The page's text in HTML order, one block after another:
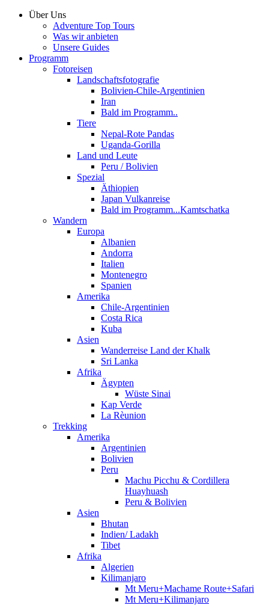
Über Uns
Adventure Top Tours
Was wir anbieten
Unsere Guides
Programm
Fotoreisen
Landschaftsfotografie
Bolivien-Chile-Argentinien
Iran
Bald im Programm..
Tiere
Nepal-Rote Pandas
Uganda-Gorilla
Land und Leute
Peru / Bolivien
Spezial
Äthiopien
Japan Vulkanreise
Bald im Programm...Kamtschatka
Wandern
Europa
Albanien
Andorra
Italien
Montenegro
Spanien
Amerika
Chile-Argentinien
Costa Rica
Kuba
Asien
Wanderreise Land der Khalk
Sri Lanka
Afrika
Ägypten
Wüste Sinai
Kap Verde
La Rèunion
Trekking
Amerika
Argentinien
Bolivien
Peru
Machu Picchu & Cordillera
Huayhuash
Peru & Bolivien
Asien
Bhutan
Indien/ Ladakh
Tibet
Afrika
Algerien
Kilimanjaro
Mt Meru+Machame Route+Safari
Mt Meru+Kilimanjaro